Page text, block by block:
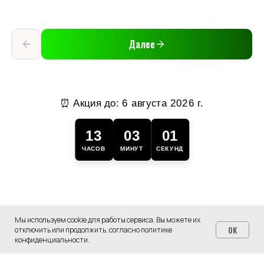
Далее
⏰ Акция до:6 августа 2026 г.
13
ЧАСОВ
03
МИНУТ
01
СЕКУНД
ООО "Новамед"
Юр. адрес: Санкт-Петербург, пр-кт Средний В.О., д.
Мы используем cookie для работы сервиса. Вы можете их
отключить или продолжить, согласно политике
конфиденциальности.
OK